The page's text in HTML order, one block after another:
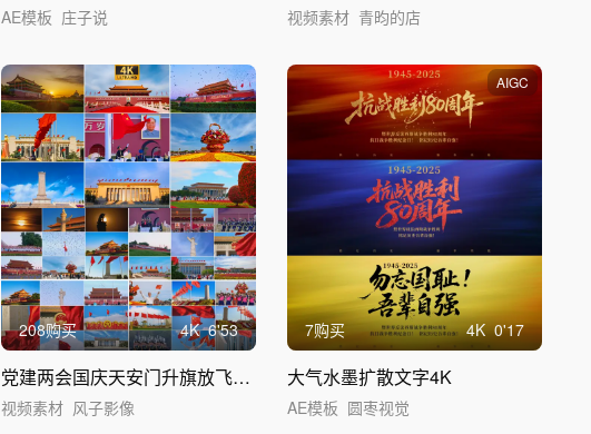
AE模板 庄子说 视频素材 青昀的店
208购买 4K 6'53
党建两会国庆天安门升旗放飞和平鸽
视频素材 风子影像
AIGC
7购买 4K 0'17
大气水墨扩散文字4K
AE模板 圆枣视觉